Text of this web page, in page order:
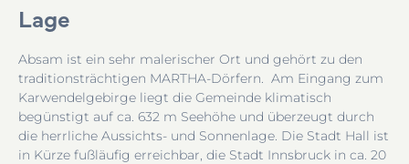
Lage
Absam ist ein sehr malerischer Ort und gehört zu den
traditionsträchtigen MARTHA-Dörfern. Am Eingang zum
Karwendelgebirge liegt die Gemeinde klimatisch
begünstigt auf ca. 632 m Seehöhe und überzeugt durch
die herrliche Aussichts- und Sonnenlage. Die Stadt Hall ist
in Kürze fußläufig erreichbar, die Stadt Innsbruck in ca. 20